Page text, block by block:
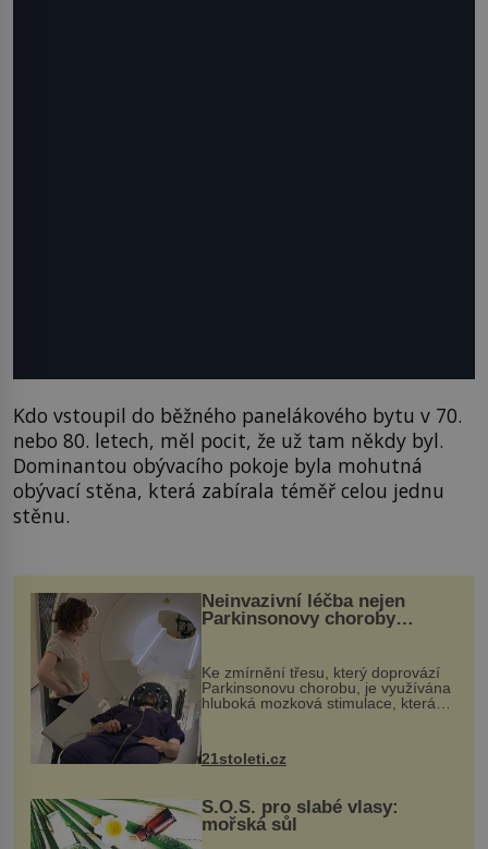
Kdo vstoupil do běžného panelákového bytu v 70.
nebo 80. letech, měl pocit, že už tam někdy byl.
Dominantou obývacího pokoje byla mohutná
obývací stěna, která zabírala téměř celou jednu
stěnu.
Neinvazivní léčba nejen
Parkinsonovy choroby
Ke zmírnění třesu, který doprovází
Parkinsonovu chorobu, je využívána
hluboká mozková stimulace, která
však vyžaduje vysoce invazivní
zákrok. Ultrazvuk zase není vhodný
k dostatečně přesnému zacílení ...
21stoleti.cz
S.O.S. pro slabé vlasy:
mořská sůl